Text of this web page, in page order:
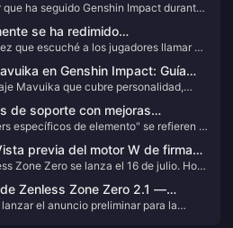
a elegir, y la versión 6.0 con
ha seguido Genshin Impact durante
beneficios de este 5º aniversario me
celebración del 28 de septiembre de
de HoYoverse: 20 tiradas gratis, un
1600 protogemas y el reinicio del
mencionar Natlan, el nuevo mapa que
durante casi dos años.
se ha redimido
su corazón desde "pequeño
que escuché a los jugadores llamar a
apodo tan adorable? Pero a medida
que la transformación de este
de lo que imaginaba.
en Genshin Impact: Guía
Pyro
Mavuika que cubre personalidad,
con el servicio seguro de recarga
de soporte con mejoras
Genshin Impact – ¿Cuántos
específicos de elemento" se refieren a
buffers especialistas pueden no ser tan
en sus mayores aumentos numéricos
previa del motor W de firma
de primer nivel?
Zone Zero se lanza el 16 de julio. Hoy,
Morfing de Tanifa.
Zenless Zone Zero 2.1 —
en camino!
el anuncio preliminar para la